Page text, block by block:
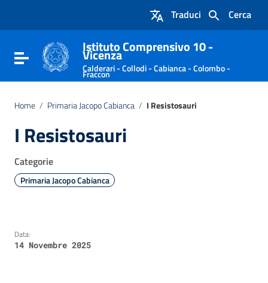
Vai al footer
Cerca
Traduci
Attiva / disattiva la navigazione
Istituto Comprensivo 10 -
Vicenza
Calderari - Collodi - Cabianca - Colombo -
Fraccon
Home / Primaria Jacopo Cabianca / I Resistosauri
I Resistosauri
Categorie
Primaria Jacopo Cabianca
Data:
14 Novembre 2025